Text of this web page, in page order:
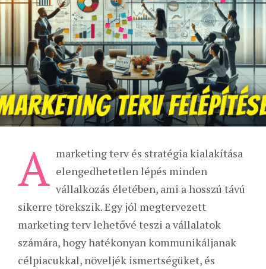
A marketing terv és stratégia kialakítása
elengedhetetlen lépés minden
vállalkozás életében, ami a hosszú távú
sikerre törekszik. Egy jól megtervezett
marketing terv lehetővé teszi a vállalatok
számára, hogy hatékonyan kommunikáljanak
célpiacukkal, növeljék ismertségüket, és